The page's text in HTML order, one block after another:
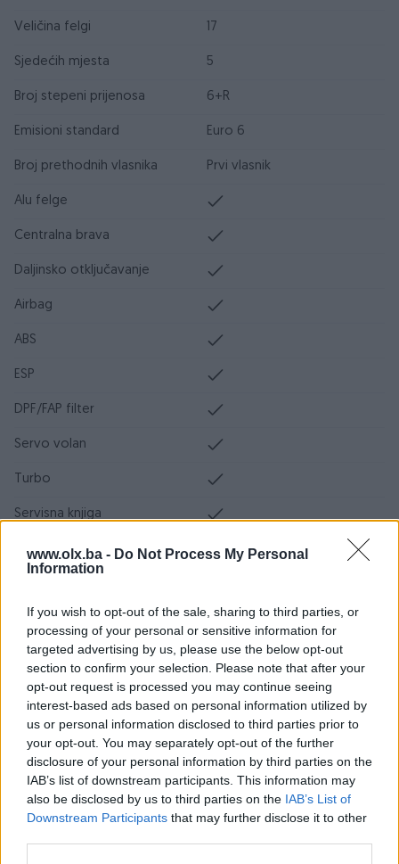
www.olx.ba - Do Not Process My Personal
Information
If you wish to opt-out of the sale, sharing to third parties, or
processing of your personal or sensitive information for
targeted advertising by us, please use the below opt-out
section to confirm your selection. Please note that after your
opt-out request is processed you may continue seeing
interest-based ads based on personal information utilized by
us or personal information disclosed to third parties prior to
your opt-out. You may separately opt-out of the further
disclosure of your personal information by third parties on the
IAB’s list of downstream participants. This information may
also be disclosed by us to third parties on the IAB’s List of
Downstream Participants that may further disclose it to other
Veličina felgi 17
Sjedećih mjesta 5
Broj stepeni prijenosa 6+R
Emisioni standard Euro 6
Broj prethodnih vlasnika Prvi vlasnik
Alu felge
Centralna brava
Daljinsko otključavanje
Airbag
ABS
ESP
DPF/FAP filter
Servo volan
Turbo
Servisna knjiga
Datum objave 04.04.2024
Klimatizacija Dvozonska
Muzika/ozvučenje CD MP3
Parking senzori Naprijed i nazad
Vrsta enterijera
Svjetla Halogena
Metalik